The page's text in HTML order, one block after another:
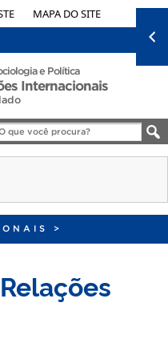
MAPA DO SITE
e Política
Internacionais
>